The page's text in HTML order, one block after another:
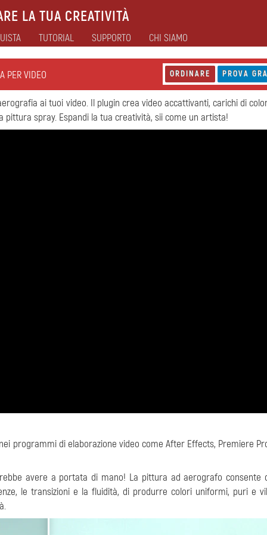
LA TUA CREATIVITÀ
TUTORIAL SUPPORTO CHI SIAMO
PER VIDEO ORDINARE PROVA
ai tuoi video. Il plugin crea video accattivanti, carichi di
spray. Espandi la tua creatività, sii come un artista!
programmi di elaborazione video come After Effects, Premiere
avere a portata di mano! La pittura ad aerografo consente
le transizioni e la fluidità, di produrre colori uniformi, puri e